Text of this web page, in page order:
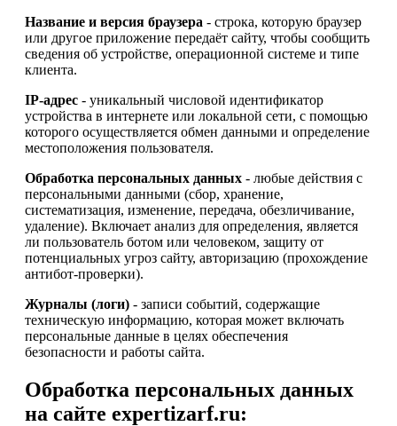
Название и версия браузера - строка, которую браузер
или другое приложение передаёт сайту, чтобы сообщить
сведения об устройстве, операционной системе и типе
клиента.
IP-адрес - уникальный числовой идентификатор
устройства в интернете или локальной сети, с помощью
которого осуществляется обмен данными и определение
местоположения пользователя.
Обработка персональных данных - любые действия с
персональными данными (сбор, хранение,
систематизация, изменение, передача, обезличивание,
удаление). Включает анализ для определения, является
ли пользователь ботом или человеком, защиту от
потенциальных угроз сайту, авторизацию (прохождение
антибот-проверки).
Журналы (логи) - записи событий, содержащие
техническую информацию, которая может включать
персональные данные в целях обеспечения
безопасности и работы сайта.
Обработка персональных данных
на сайте expertizarf.ru: